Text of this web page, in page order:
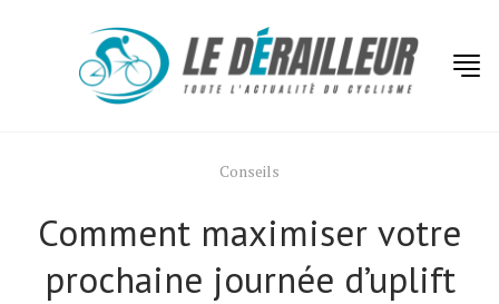
Conseils
Comment maximiser votre
prochaine journée d’uplift